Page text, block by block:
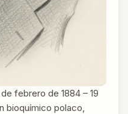
febrero de 1884 – 19
bioquímico polaco,